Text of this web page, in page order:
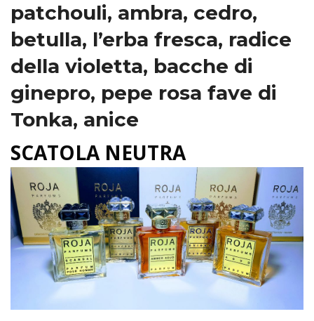
patchouli, ambra, cedro,
betulla, l’erba fresca, radice
della violetta, bacche di
ginepro, pepe rosa fave di
Tonka, anice
SCATOLA NEUTRA